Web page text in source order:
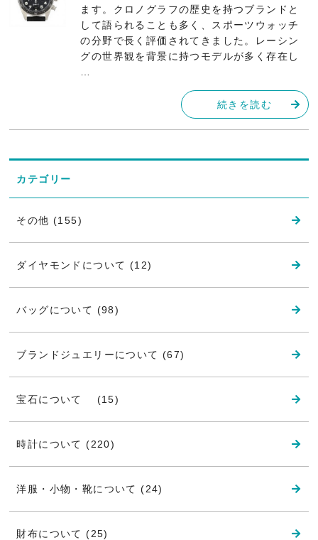
ます。クロノグラフの歴史を持つブランドと
して語られることも多く、スポーツウォッチ
の分野で長く評価されてきました。レーシン
グの世界観を背景に持つモデルが多く存在し
続きを読む
カテゴリー
その他 (155)
ダイヤモンドについて (12)
バッグについて (98)
ブランドジュエリーについて (67)
宝石について (15)
時計について (220)
洋服・小物・靴について (24)
財布について (25)